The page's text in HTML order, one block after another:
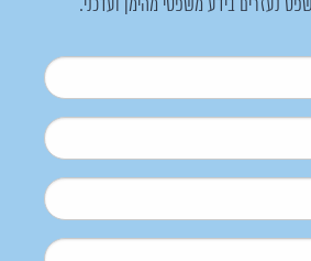
נעזרים בידע משפטי מהימן ועדכני.